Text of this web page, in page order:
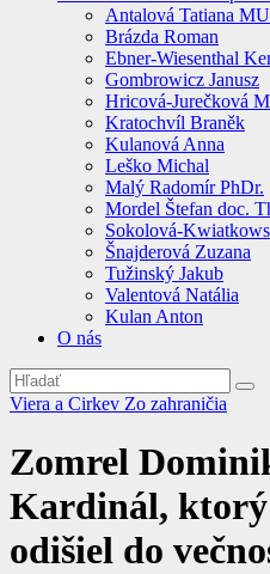
Antalová Tatiana
Brázda Roman
Ebner-Wiesenthal
Gombrowicz Janusz
Hricová-Jurečková
Kratochvíl Braněk
Kulanová Anna
Leško Michal
Malý Radomír PhDr.
Mordel Štefan doc.
Sokolová-
Šnajderová Zuzana
Tužinský Jakub
Valentová Natália
Kulan Anton
O nás
Viera a Cirkev Zo zahraničia
Zomrel
Kardinál, ktorý
odišiel do